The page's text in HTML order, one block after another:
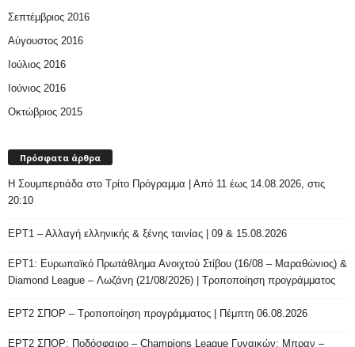
Σεπτέμβριος 2016
Αύγουστος 2016
Ιούλιος 2016
Ιούνιος 2016
Οκτώβριος 2015
Πρόσφατα άρθρα
H Σουμπερτιάδα στο Τρίτο Πρόγραμμα | Από 11 έως 14.08.2026, στις
20:10
ΕΡΤ1 – Αλλαγή ελληνικής & ξένης ταινίας | 09 & 15.08.2026
ΕΡΤ1: Ευρωπαϊκό Πρωτάθλημα Ανοιχτού Στίβου (16/08 – Μαραθώνιος) &
Diamond League – Λωζάνη (21/08/2026) | Τροποποίηση προγράμματος
ΕΡΤ2 ΣΠΟΡ – Τροποποίηση προγράμματος | Πέμπτη 06.08.2026
ΕΡΤ2 ΣΠΟΡ: Ποδόσφαιρο – Champions League Γυναικών: Μπραν –